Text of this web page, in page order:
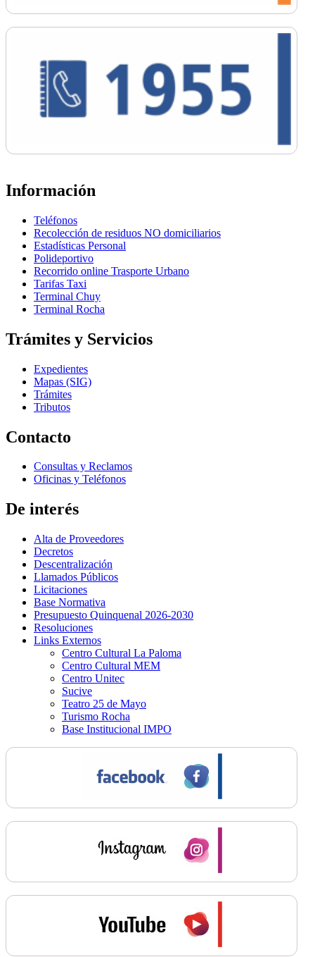
Información
Teléfonos
Recolección de residuos NO domiciliarios
Estadísticas Personal
Polideportivo
Recorrido online Trasporte Urbano
Tarifas Taxi
Terminal Chuy
Terminal Rocha
Trámites y Servicios
Expedientes
Mapas (SIG)
Trámites
Tributos
Contacto
Consultas y Reclamos
Oficinas y Teléfonos
De interés
Alta de Proveedores
Decretos
Descentralización
Llamados Públicos
Licitaciones
Base Normativa
Presupuesto Quinquenal 2026-2030
Resoluciones
Links Externos
Centro Cultural La Paloma
Centro Cultural MEM
Centro Unitec
Sucive
Teatro 25 de Mayo
Turismo Rocha
Base Institucional IMPO